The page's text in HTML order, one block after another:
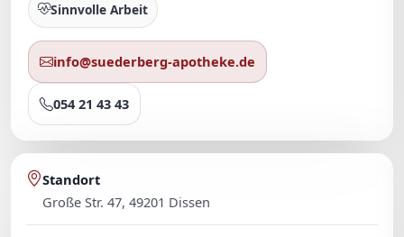
Sinnvolle Arbeit
info@suederberg-apotheke.de
054 21 43 43
Standort
Große Str. 47, 49201 Dissen